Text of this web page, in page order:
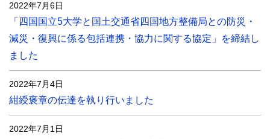
2022年7月6日
「四国国立5大学と国土交通省四国地方整備局との防災・
減災・復興に係る包括連携・協力に関する協定」を締結し
ました
2022年7月4日
紺綬褒章の伝達を執り行いました
2022年7月1日